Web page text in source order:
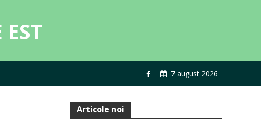
7 august 2026
Articole noi